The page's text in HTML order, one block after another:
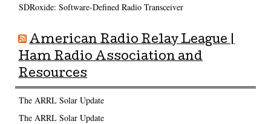
SDRoxide: Software-Defined Radio Transceiver
American Radio Relay League |
Ham Radio Association and
Resources
The ARRL Solar Update
The ARRL Solar Update